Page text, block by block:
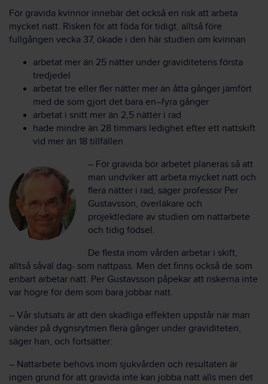
För gravida kvinnor innebär det också en risk att arbeta
mycket natt. Risken för att föda för tidigt, alltså före
fullgången vecka 37, ökade i den här studien om kvinnan
arbetat mer än 25 nätter under graviditetens första
tredjedel
arbetat tre eller fler nätter mer än åtta gånger jämfört
med de som gjort det bara en–fyra gånger
arbetat i snitt mer än 2,5 nätter i rad
hade mindre än 28 timmars ledighet efter ett nattskift
vid mer än 18 tillfällen
– För gravida bör arbetet planeras så att
man undviker att arbeta mycket natt och
flera nätter i rad, säger professor Per
Gustavsson, överläkare och
projektledare av studien om nattarbete
och tidig födsel.
De flesta inom vården arbetar i skift,
alltså såväl dag- som nattpass. Men det finns också de som
enbart arbetar natt. Per Gustavsson påpekar att riskerna inte
var högre för dem som bara jobbar natt.
– Vår slutsats är att den skadliga effekten uppstår när man
vänder på dygnsrytmen flera gånger under graviditeten,
säger han, och fortsätter:
– Nattarbete behövs inom sjukvården och resultaten är
ingen grund för att gravida inte kan jobba natt alls men det